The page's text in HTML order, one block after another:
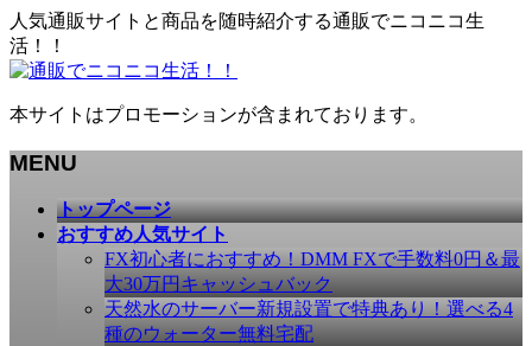
人気通販サイトと商品を随時紹介する通販でニコニコ生
活！！
本サイトはプロモーションが含まれております。
MENU
トップページ
おすすめ人気サイト
FX初心者におすすめ！DMM FXで手数料0円＆最
大30万円キャッシュバック
天然水のサーバー新規設置で特典あり！選べる4
種のウォーター無料宅配